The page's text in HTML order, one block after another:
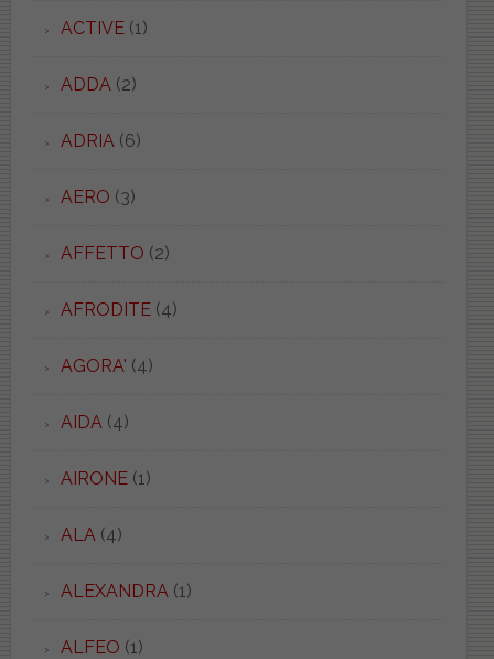
ACTIVE(1)
ADDA(2)
ADRIA(6)
AERO (3)
AFFETTO (2)
AFRODITE(4)
AGORA' (4)
AIDA(4)
AIRONE(1)
ALA(4)
ALEXANDRA(1)
ALFEO (1)